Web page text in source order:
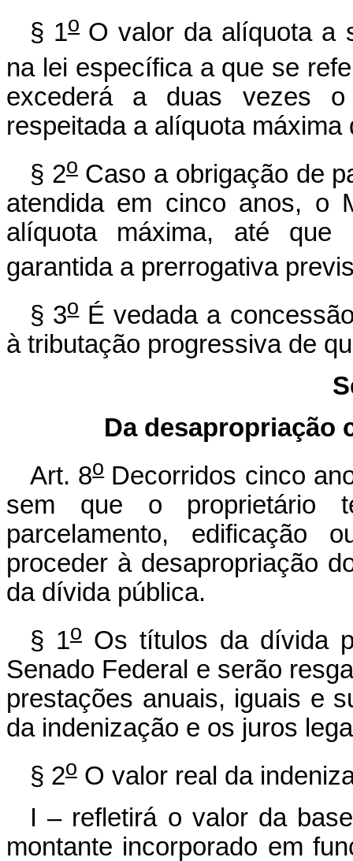
§ 1o O valor da alíquota a
na lei específica a que se
excederá a duas vezes
respeitada a alíquota
§ 2o Caso a obrigação de
atendida em cinco anos, o
alíquota máxima, até que
garantida a prerrogativa
§ 3o É vedada a
à tributação progressiva de
Da desapropriação
Art. 8o Decorridos cinco
sem que o proprietário
parcelamento, edificação
proceder à desapropriação
da dívida pública.
§ 1o Os títulos da dívida
Senado Federal e serão
prestações anuais, iguais e
da indenização e os juros
§ 2o O valor real da
I – refletirá o valor da
montante incorporado em